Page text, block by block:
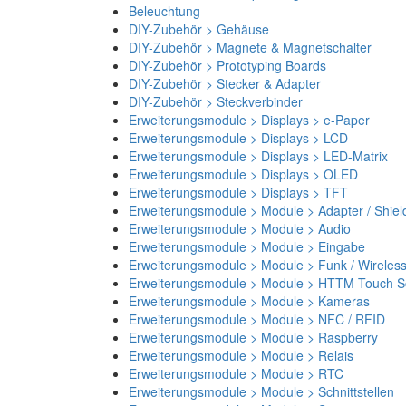
Beleuchtung
DIY-Zubehör > Gehäuse
DIY-Zubehör > Magnete & Magnetschalter
DIY-Zubehör > Prototyping Boards
DIY-Zubehör > Stecker & Adapter
DIY-Zubehör > Steckverbinder
Erweiterungsmodule > Displays > e-Paper
Erweiterungsmodule > Displays > LCD
Erweiterungsmodule > Displays > LED-Matrix
Erweiterungsmodule > Displays > OLED
Erweiterungsmodule > Displays > TFT
Erweiterungsmodule > Module > Adapter /
Erweiterungsmodule > Module > Audio
Erweiterungsmodule > Module > Eingabe
Erweiterungsmodule > Module > Funk / Wireless
Erweiterungsmodule > Module > HTTM Touch
Erweiterungsmodule > Module > Kameras
Erweiterungsmodule > Module > NFC / RFID
Erweiterungsmodule > Module > Raspberry
Erweiterungsmodule > Module > Relais
Erweiterungsmodule > Module > RTC
Erweiterungsmodule > Module > Schnittstellen